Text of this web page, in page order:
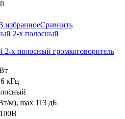
избранноеСравнить
2-х полосный громкоговоритель
кГц
м), max 113 дБ